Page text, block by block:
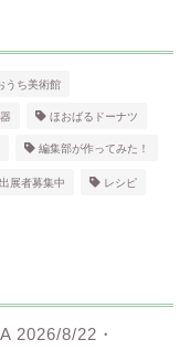
うち美術館
ほおばるドーナツ
編集部が作ってみた！
出展者募集中 レシピ
2026/8/22・